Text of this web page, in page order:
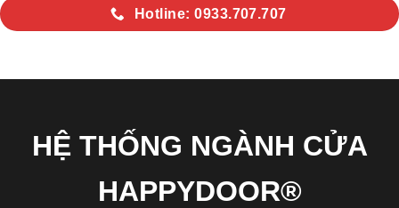
Hotline: 0933.707.707
HỆ THỐNG NGÀNH CỬA
HAPPYDOOR®